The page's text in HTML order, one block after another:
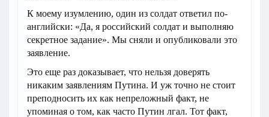
К моему изумлению, один из солдат ответил по-
английски: «Да, я российский солдат и выполняю
секретное задание». Мы сняли и опубликовали это
заявление.
Это еще раз доказывает, что нельзя доверять
никаким заявлениям Путина. И уж точно не стоит
преподносить их как непреложный факт, не
упоминая о том, как часто Путин лгал. Тот факт,